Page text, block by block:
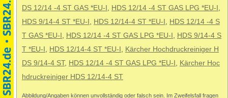
DS 12/14 -4 ST GAS *EU-I , HDS 12/14 -4 ST GAS LPG *EU-I ,
HDS 9/14-4 ST *EU-I , HDS 12/14-4 ST *EU-I , HDS 12/14 -4 S
T GAS *EU-I , HDS 12/14 -4 ST GAS LPG *EU-I , HDS 9/14-4 S
T *EU-I , HDS 12/14-4 ST *EU-I , Kärcher Hochdruckreiniger H
DS 9/14-4 ST, HDS 12/14 -4 ST GAS LPG *EU-I , Kärcher Hoc
hdruckreiniger HDS 12/14-4 ST
Abbildung/Angaben können unvollständig oder falsch sein. Im Zweifelsfall fragen